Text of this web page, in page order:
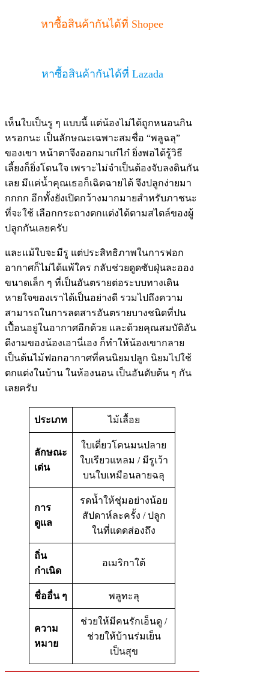
หาซื้อสินค้ากันได้ที่ Shopee
หาซื้อสินค้ากันได้ที่ Lazada
เห็นใบเป็นรู ๆ แบบนี้ แต่น้องไม่ได้ถูกหนอนกิน
หรอกนะ เป็นลักษณะเฉพาะสมชื่อ “พลูฉลุ”
ของเขา หน้าตาจึงออกมาเก๋ไก๋ ยิ่งพอได้รู้วิธี
เลี้ยงก็ยิ่งโดนใจ เพราะไม่จำเป็นต้องจับลงดินกัน
เลย มีแค่น้ำคุณเธอก็เฉิดฉายได้ จึงปลูกง่ายมา
กกกก อีกทั้งยังเปิดกว้างมากมายสำหรับภาชนะ
ที่จะใช้ เลือกกระถางตกแต่งได้ตามสไตล์ของผู้
ปลูกกันเลยครับ
และแม้ใบจะมีรู แต่ประสิทธิภาพในการฟอก
อากาศก็ไม่ได้แพ้ใคร กลับช่วยดูดซับฝุ่นละออง
ขนาดเล็ก ๆ ที่เป็นอันตรายต่อระบบทางเดิน
หายใจของเราได้เป็นอย่างดี รวมไปถึงความ
สามารถในการลดสารอันตรายบางชนิดที่ปน
เปื้อนอยู่ในอากาศอีกด้วย และด้วยคุณสมบัติอัน
ดีงามของน้องเอานี่เอง ก็ทำให้น้องเขากลาย
เป็นต้นไม้ฟอกอากาศที่คนนิยมปลูก นิยมไปใช้
ตกแต่งในบ้าน ในห้องนอน เป็นอันดับต้น ๆ กัน
เลยครับ
ประเภท ไม้เลื้อย
ลักษณะ
เด่น
ใบเดี่ยวโคนมนปลาย
ใบเรียวแหลม / มีรูเว้า
บนใบเหมือนลายฉลุ
การ
ดูแล
รดน้ำให้ชุ่มอย่างน้อย
สัปดาห์ละครั้ง / ปลูก
ในที่แดดส่องถึง
ถิ่น
กำเนิด
อเมริกาใต้
ชื่ออื่น ๆ พลูทะลุ
ความ
หมาย
ช่วยให้มีคนรักเอ็นดู /
ช่วยให้บ้านร่มเย็น
เป็นสุข